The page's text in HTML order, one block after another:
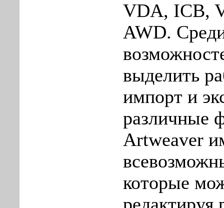
VDA, ICB,
AWD.
выделить
импорт и
различные
Artweaver
которые